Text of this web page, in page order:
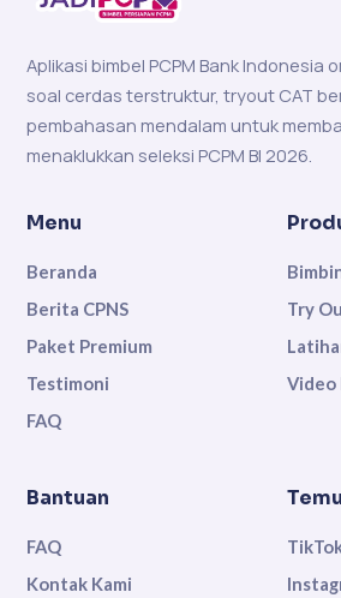
Aplikasi bimbel PCPM Bank Indonesia
soal cerdas terstruktur, tryout CAT
pembahasan mendalam untuk
menaklukkan seleksi PCPM BI 2026.
Menu
Beranda
Berita CPNS
Paket Premium
Testimoni
FAQ
Try
Video
Bantuan
FAQ
Kontak Kami